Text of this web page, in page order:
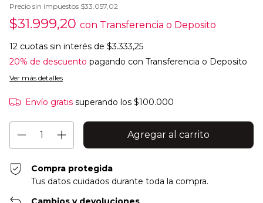
Precio sin impuestos $33.057,02
$31.999,20 con Transferencia o Deposito
12 cuotas sin interés de $3.333,25
20% de descuento pagando con Transferencia o Deposito
Ver más detalles
Envío gratis superando los $100.000
Compra protegida
Tus datos cuidados durante toda la compra.